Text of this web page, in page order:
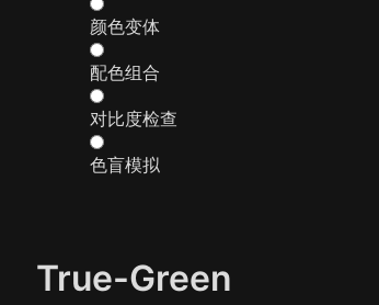
颜色变体
配色组合
对比度检查
色盲模拟
True-Green